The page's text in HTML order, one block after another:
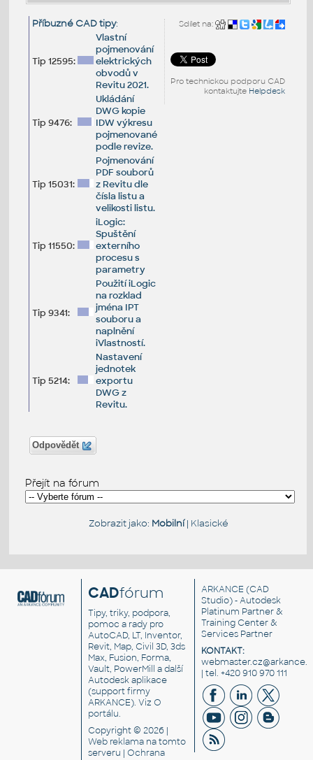
Sdílet na:
Pro technickou podporu CAD
kontaktujte Helpdesk
Příbuzné CAD tipy:
Tip 12595:
Vlastní
pojmenování
elektrických
obvodů v
Revitu 2021.
Tip 9476:
Ukládání
DWG kopie
IDW výkresu
pojmenované
podle revize.
Tip 15031:
Pojmenování
PDF souborů
z Revitu dle
čísla listu a
velikosti listu.
Tip 11550:
iLogic:
Spuštění
externího
procesu s
parametry
Tip 9341:
Použití iLogic
na rozklad
jména IPT
souboru a
naplnění
iVlastností.
Tip 5214:
Nastavení
jednotek
exportu
DWG z
Revitu.
Odpovědět
Přejít na fórum
Zobrazit jako: Mobilní| Klasické
CADfórum
Tipy, triky, podpora,
pomoc a rady pro
AutoCAD, LT, Inventor,
Revit, Map, Civil 3D, 3ds
Max, Fusion, Forma,
Vault, PowerMill a další
Autodesk aplikace
(support firmy
ARKANCE). VizO
portálu.
Copyright © 2026 |
Web reklama na tomto
serveru |Ochrana
ARKANCE (CAD
Studio) - Autodesk
Platinum Partner &
Training Center &
Services Partner
KONTAKT:
| tel. +420 910 970 111